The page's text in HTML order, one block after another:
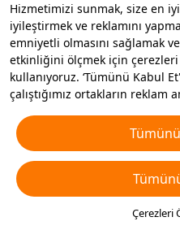
Hizmetimizi sunmak, size en
iyileştirmek ve reklamını
emniyetli olmasını sağlamak
etkinliğini ölçmek için
kullanıyoruz. ‘Tümünü Kabul
çalıştığımız ortakların reklam
Ayrıca, temel olmayan
aşağıdaki ’Çerezleri
ayarlarınızda istediğiniz
etmek veya devre dışı
fazla detay içinÇerezler ve
Çerezleri